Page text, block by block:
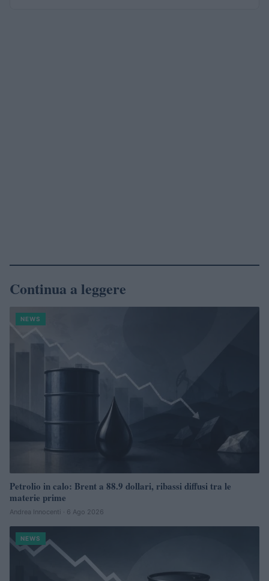
Continua a leggere
NEWS
Petrolio in calo: Brent a 88.9 dollari, ribassi diffusi tra le
materie prime
Andrea Innocenti · 6 Ago 2026
NEWS